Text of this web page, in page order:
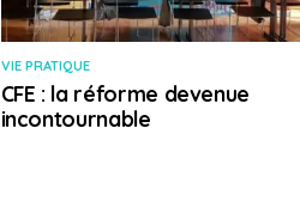
VIE PRATIQUE
CFE : la réforme devenue
incontournable